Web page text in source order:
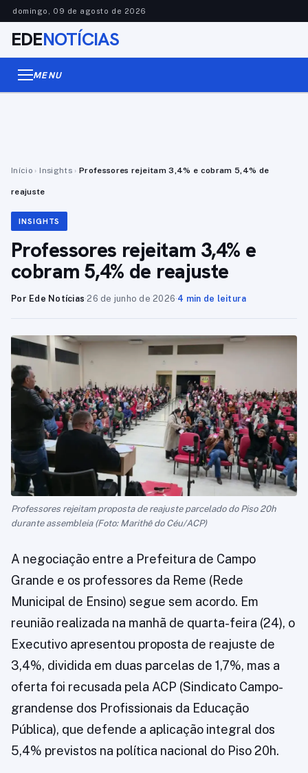
domingo, 09 de agosto de 2026
EDENOTÍCIAS
MENU
Início › Insights › Professores rejeitam 3,4% e cobram 5,4% de
reajuste
INSIGHTS
Professores rejeitam 3,4% e
cobram 5,4% de reajuste
Por Ede Notícias·26 de junho de 2026·4 min de leitura
Professores rejeitam proposta de reajuste parcelado do Piso 20h
durante assembleia (Foto: Marithê do Céu/ACP)
A negociação entre a Prefeitura de Campo
Grande e os professores da Reme (Rede
Municipal de Ensino) segue sem acordo. Em
reunião realizada na manhã de quarta-feira (24), o
Executivo apresentou proposta de reajuste de
3,4%, dividida em duas parcelas de 1,7%, mas a
oferta foi recusada pela ACP (Sindicato Campo-
grandense dos Profissionais da Educação
Pública), que defende a aplicação integral dos
5,4% previstos na política nacional do Piso 20h.